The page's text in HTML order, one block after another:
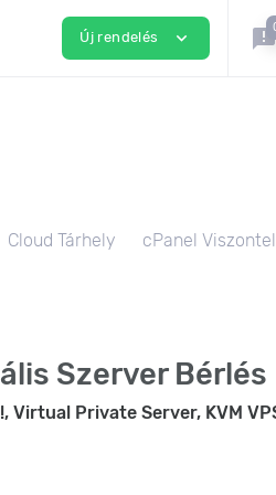
Új rendelés expand_more announcement
Cloud Tárhely cPanel
Szerver Bérlés
Virtual Private Server, KVM